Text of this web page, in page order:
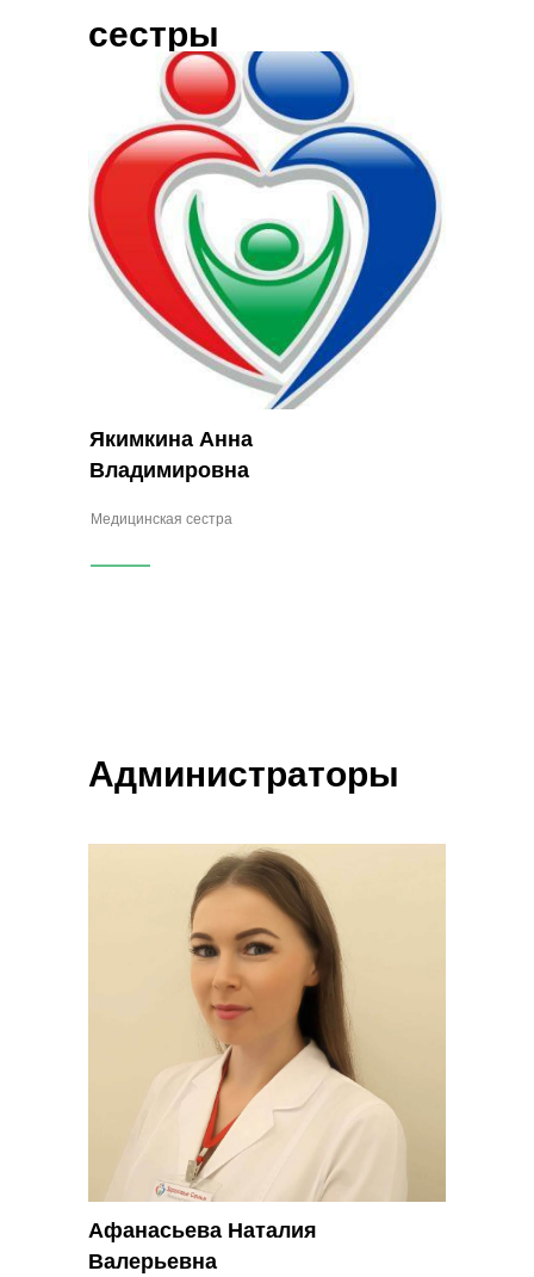
сестры
Медицинская сестра
Якимкина Анна
Владимировна
Афанасьева Наталия
Валерьевна
Администраторы